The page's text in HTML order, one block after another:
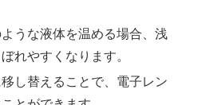
うな液体を温める場合、浅
れやすくなります。
し替えることで、電子レン